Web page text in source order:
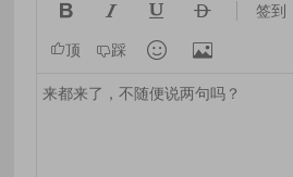
    签到
顶 踩  